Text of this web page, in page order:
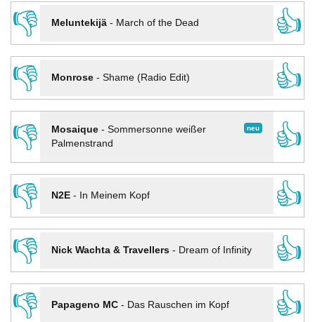
👎
Meluntekijä- March of the Dead
👍
👎
Monrose- Shame (Radio Edit)
👍
👎
neu
Mosaique- Sommersonne weißer
Palmenstrand
👍
👎
N2E- In Meinem Kopf
👍
👎
Nick Wachta & Travellers- Dream of Infinity
👍
👎
Papageno MC- Das Rauschen im Kopf
👍